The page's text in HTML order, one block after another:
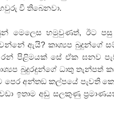
වී තිබෙනවා.
මෙලෙස හමුවුණත්, ඊට පසු
ඇයි? කාශ්‍යප බුදුන්ගේ
පිළිමයක් සේ ඒක ඝනව
බුදුරදුන්ගේ ධාතු තැන්පත්
අන්තඞ කල්පයේ පැවති
ඉතාම අඩු සලකුණු